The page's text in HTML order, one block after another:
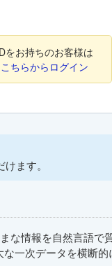
をお持ちのお客様は
こちらからログイン
ます。
な情報を自然言語で
一次データを横断的